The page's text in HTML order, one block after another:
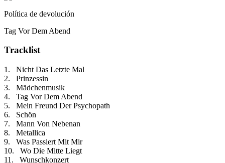
Política de devolución
Tag Vor Dem Abend
Tracklist
1. Nicht Das Letzte Mal
2. Prinzessin
3. Mädchenmusik
4. Tag Vor Dem Abend
5. Mein Freund Der Psychopath
6. Schön
7. Mann Von Nebenan
8. Metallica
9. Was Passiert Mit Mir
10. Wo Die Mitte Liegt
11. Wunschkonzert